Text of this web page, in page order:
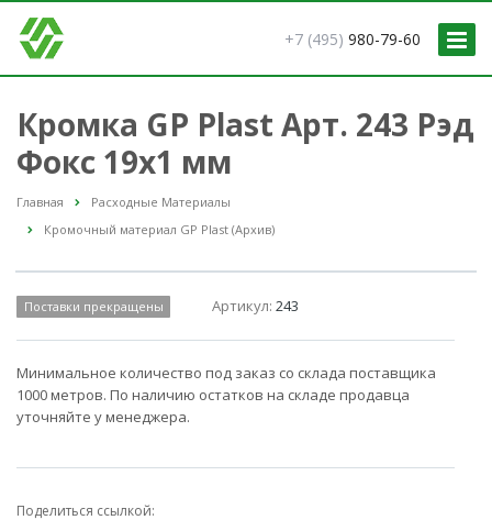
+7 (495) 980-79-60
Кромка GP Plast Арт. 243 Рэд
Фокс 19x1 мм
Главная
Расходные Материалы
Кромочный материал GP Plast (Архив)
Поставки прекращены Артикул:243
Минимальное количество под заказ со склада поставщика
1000 метров. По наличию остатков на складе продавца
уточняйте у менеджера.
Поделиться ссылкой: